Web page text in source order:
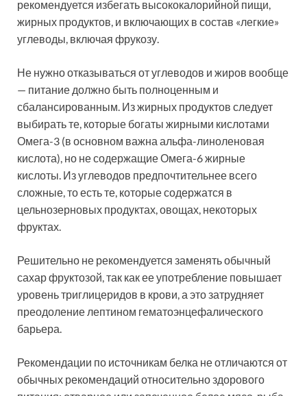
рекомендуется избегать высококалорийной пищи,
жирных продуктов, и включающих в состав «легкие»
углеводы, включая фрукозу.
Не нужно отказываться от углеводов и жиров вообще
— питание должно быть полноценным и
сбалансированным. Из жирных продуктов следует
выбирать те, которые богаты жирными кислотами
Омега-3 (в основном важна альфа-линоленовая
кислота), но не содержащие Омега-6 жирные
кислоты. Из углеводов предпочтительнее всего
сложные, то есть те, которые содержатся в
цельнозерновых продуктах, овощах, некоторых
фруктах.
Решительно не рекомендуется заменять обычный
сахар фруктозой, так как ее употребление повышает
уровень триглицеридов в крови, а это затрудняет
преодоление лептином гематоэнцефалического
барьера.
Рекомендации по источникам белка не отличаются от
обычных рекомендаций относительно здорового